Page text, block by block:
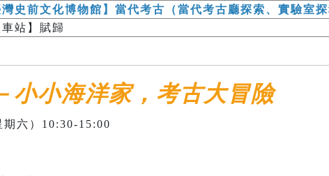
灣史前文化博物館】當代考古（當代考古廳探索、實驗室探
車站】賦歸
小小海洋家，考古大冒險
期六）10:30-15:00